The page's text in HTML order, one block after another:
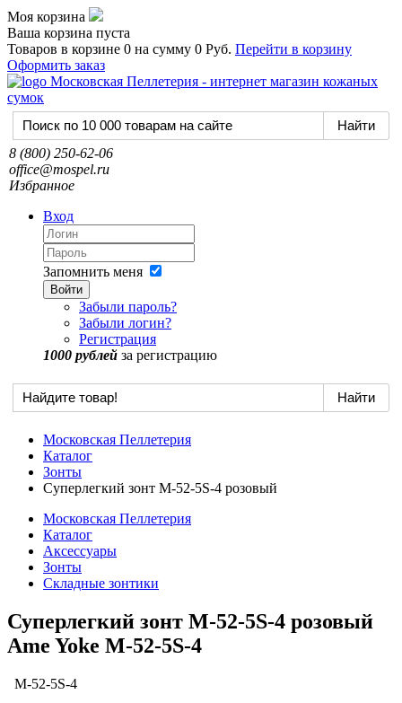
Моя корзина
Ваша корзина пуста
Товаров в корзине 0 на сумму 0 Руб. Перейти в корзину
Оформить заказ
8 (800) 250-62-06
office@mospel.ru
Избранное
Вход
Запомнить меня
Войти
Забыли пароль?
Забыли логин?
Регистрация
1000 рублей за регистрацию
Московская Пеллетерия
Каталог
Зонты
Суперлегкий зонт M-52-5S-4 розовый
Московская Пеллетерия
Каталог
Аксессуары
Зонты
Складные зонтики
Суперлегкий зонт M-52-5S-4 розовый
Ame Yoke M-52-5S-4
M-52-5S-4